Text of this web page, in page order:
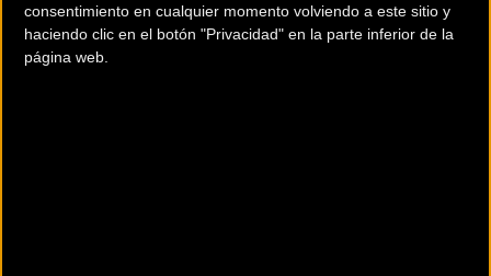
consentimiento en cualquier momento volviendo a este sitio y
haciendo clic en el botón "Privacidad" en la parte inferior de la
página web.
Alevín, tanto masculino como femenino, competirán el
sábado 2 de noviembre sobre el “circuito azul” de 220
metros; mientras que el domingo 3 de noviembre